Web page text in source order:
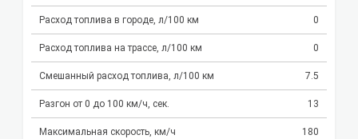
Расход топлива в городе, л/100 км 0
Расход топлива на трассе, л/100 км 0
Смешанный расход топлива, л/100 км 7.5
Разгон от 0 до 100 км/ч, сек. 13
Максимальная скорость, км/ч 180